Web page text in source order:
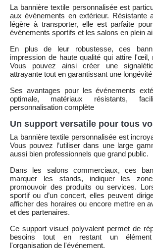
La bannière textile personnalisée est
aux événements en extérieur. Résistante
légère à transporter, elle est parfaite
événements sportifs et les salons en plein
En plus de leur robustesse, ces
impression de haute qualité qui attire l'œil,
Vous pouvez ainsi créer une
attrayante tout en garantissant une
Ses avantages pour les événements
optimale, matériaux résistants,
personnalisation complète
Un support versatile pour tous
La bannière textile personnalisée est
Vous pouvez l’utiliser dans une large
aussi bien professionnels que grand public.
Dans les salons commerciaux, ces
marquer les stands, indiquer les
promouvoir des produits ou services.
sportif ou d’un concert, elles peuvent
afficher des horaires ou encore mettre en
et des partenaires.
Ce support visuel polyvalent permet de
besoins tout en restant un
l'organisation de l'événement.